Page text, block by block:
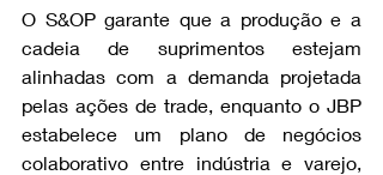
O S&OP garante que a produção e a
cadeia de suprimentos estejam
alinhadas com a demanda projetada
pelas ações de trade, enquanto o JBP
estabelece um plano de negócios
colaborativo entre indústria e varejo,